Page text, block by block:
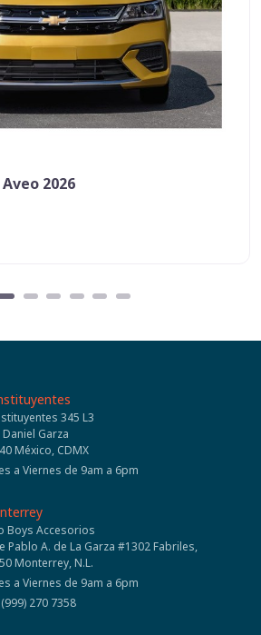
2026
345 L3
Daniel Garza
México, CDMX
a Viernes de 9am a 6pm
Boys Accesorios
Pablo A. de La Garza #1302 Fabriles,
Monterrey, N.L.
a Viernes de 9am a 6pm
270 7358